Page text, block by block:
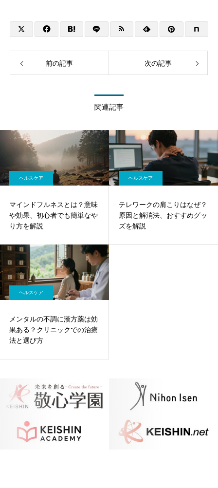
前の記事 次の記事
関連記事
ヘルスケア
マインドフルネスとは？意味
や効果、初心者でも簡単なや
り方を解説
ヘルスケア
テレワークの肩こりはなぜ？
原因と解消法、おすすめグッ
ズを解説
ヘルスケア
メンタルの不調に漢方薬は効
果ある？クリニックでの治療
法と選び方